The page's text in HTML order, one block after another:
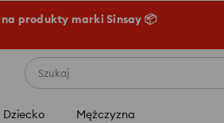
na produkty marki Sinsay 📦
Szukaj
Dziecko Mężczyzna